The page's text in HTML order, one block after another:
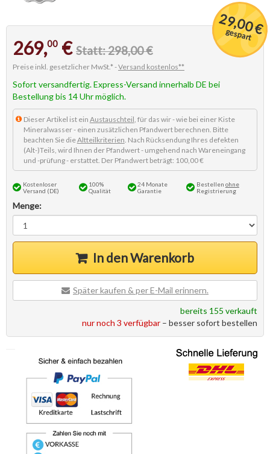
29,00 €
gespart
269,00 € Statt: 298,00 €
Preise inkl. gesetzlicher MwSt.* -Versand kostenlos**
Sofort versandfertig. Express-Versand innerhalb DE bei
Bestellung bis 14 Uhr möglich.
Dieser Artikel ist ein Austauschteil, für das wir - wie bei einer Kiste
Mineralwasser - einen zusätzlichen Pfandwert berechnen. Bitte
beachten Sie dieAltteilkriterien. Nach Rücksendung Ihres defekten
(Alt-)Teils, wird Ihnen der Pfandwert - umgehend nach Wareneingang
und -prüfung - erstattet. Der Pfandwert beträgt: 100,00 €
Kostenloser
Versand (DE)
100%
Qualität
24 Monate
Garantie
Bestellen ohne
Registrierung
Menge:
In den Warenkorb
Später kaufen & per E-Mail erinnern.
bereits 155 verkauft
nur noch 3 verfügbar – besser sofort bestellen